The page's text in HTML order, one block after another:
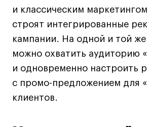
Войти в кампус
Получить сертификат
8
8
и классическим
строят интегрированные
кампании. На одной и той
можно охватить аудиторию
и одновременно настроить
с промо-предложением для
клиентов.